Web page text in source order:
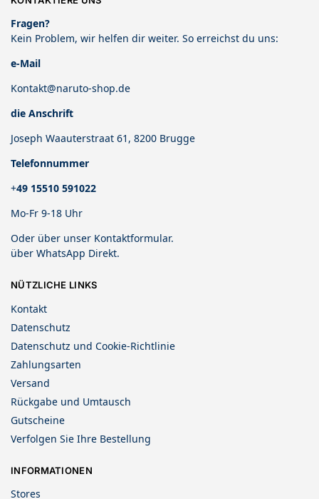
Fragen?
Kein Problem, wir helfen dir weiter. So erreichst du uns:
e-Mail
Kontakt@naruto-shop.de
die Anschrift
Joseph Waauterstraat 61, 8200 Brugge
Telefonnummer
+49 15510 591022
Mo-Fr 9-18 Uhr
Oder über unser Kontaktformular.
über WhatsApp Direkt.
NÜTZLICHE LINKS
Kontakt
Datenschutz
Datenschutz und Cookie-Richtlinie
Zahlungsarten
Versand
Rückgabe und Umtausch
Gutscheine
Verfolgen Sie Ihre Bestellung
INFORMATIONEN
Stores